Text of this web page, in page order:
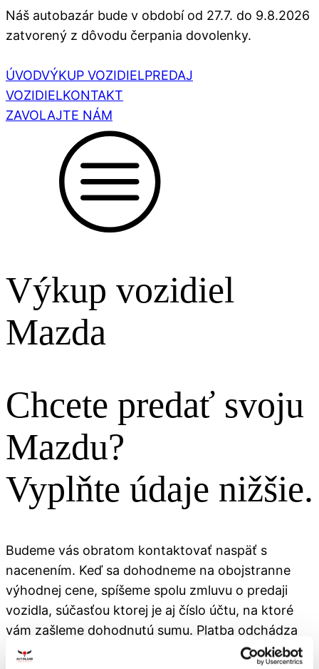
Náš autobazár bude v období od 27.7. do 9.8.2026
zatvorený z dôvodu čerpania dovolenky.
ÚVODVÝKUP VOZIDIELPREDAJ
VOZIDIELKONTAKT
ZAVOLAJTE NÁM
Výkup vozidiel
Mazda
Chcete predať svoju
Mazdu?
Vyplňte údaje nižšie.
Budeme vás obratom kontaktovať naspäť s
nacenením. Keď sa dohodneme na obojstranne
výhodnej cene, spíšeme spolu zmluvu o predaji
vozidla, súčasťou ktorej je aj číslo účtu, na ktoré
vám zašleme dohodnutú sumu. Platba odchádza
do 24 hodín po podpise zmluvy.